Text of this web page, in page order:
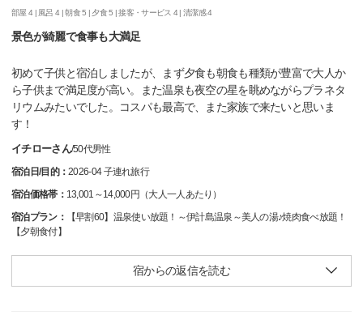
部屋 4 | 風呂 4 |朝食 5 | 夕食 5 |接客・サービス 4 |清潔感 4
景色が綺麗で食事も大満足
初めて子供と宿泊しましたが、まず夕食も朝食も種類が豊富で大人か
ら子供まで満足度が高い。また温泉も夜空の星を眺めながらプラネタ
リウムみたいでした。コスパも最高で、また家族で来たいと思いま
す！
イチローさん/50代男性
宿泊日/目的：2026-04 子連れ旅行
宿泊価格帯： 13,001～14,000円（大人一人あたり）
宿泊プラン：
【早割60】温泉使い放題！～伊計島温泉～美人の湯♪焼肉食べ放題！
【夕朝食付】
宿からの返信を読む